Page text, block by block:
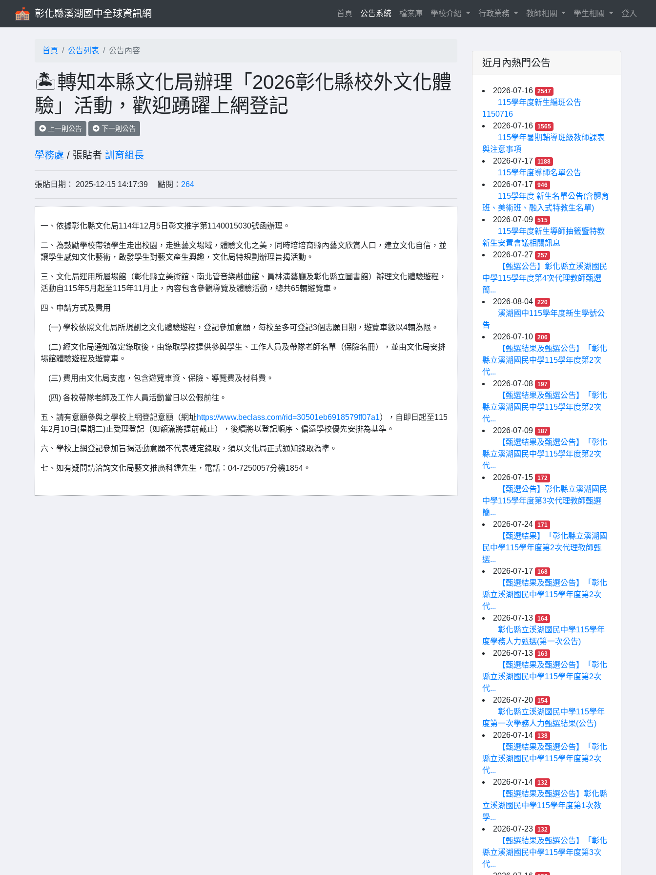
彰化縣溪湖國中全球資訊網 首頁 (current)
公告系統 檔案庫 學校介紹 行政業務 教師相關 學生相關 登入
首頁 公告列表 公告內容
🏝️轉知本縣文化局辦理「2026彰化縣校外文化體
驗」活動，歡迎踴躍上網登記
上一則公告 下一則公告
學務處 / 張貼者 訓育組長
張貼日期： 2025-12-15 14:17:39 點閱： 264
一、依據彰化縣文化局114年12月5日彰文推字第1140015030號函辦理。
二、為鼓勵學校帶領學生走出校園，走進藝文場域，體驗文化之美，同時培培育縣內藝文欣賞人口，建立文化自信，並
讓學生感知文化藝術，啟發學生對藝文產生興趣，文化局特規劃辦理旨揭活動。
三、文化局運用所屬場館（彰化縣立美術館、南北管音樂戲曲館、員林演藝廳及彰化縣立圖書館）辦理文化體驗遊程，
活動自115年5月起至115年11月止，內容包含參觀導覽及體驗活動，總共65輛遊覽車。
四、申請方式及費用
(一) 學校依照文化局所規劃之文化體驗遊程，登記參加意願，每校至多可登記3個志願日期，遊覽車數以4輛為限。
(二) 經文化局通知確定錄取後，由錄取學校提供參與學生、工作人員及帶隊老師名單（保險名冊），並由文化局安排
場館體驗遊程及遊覽車。
(三) 費用由文化局支應，包含遊覽車資、保險、導覽費及材料費。
(四) 各校帶隊老師及工作人員活動當日以公假前往。
五、請有意願參與之學校上網登記意願（網址https://www.beclass.com/rid=30501eb6918579ff07a1），自即日起至115
年2月10日(星期二)止受理登記（如額滿將提前截止），後續將以登記順序、偏遠學校優先安排為基準。
六、學校上網登記參加旨揭活動意願不代表確定錄取，須以文化局正式通知錄取為準。
七、如有疑問請洽詢文化局藝文推廣科鍾先生，電話：04-7250057分機1854。
近月內熱門公告
2026-07-16 2547
115學年度新生編班公告
1150716
2026-07-16
1565
115學年暑期輔導班級教師課表
與注意事項
2026-07-17
1188
115學年度導師名單公告
2026-07-17
946
115學年度 新生名單公告(含體育
班、美術班、融入式特教生名單)
2026-07-09
515
115學年度新生導師抽籤暨特教
新生安置會議相關訊息
2026-07-27
257
【甄選公告】彰化縣立溪湖國民
中學115學年度第4次代理教師甄選
簡...
2026-08-04
220
溪湖國中115學年度新生學號公
告
2026-07-10
206
【甄選結果及甄選公告】「彰化
縣立溪湖國民中學115學年度第2次
代...
2026-07-08
197
【甄選結果及甄選公告】「彰化
縣立溪湖國民中學115學年度第2次
代...
2026-07-09
187
【甄選結果及甄選公告】「彰化
縣立溪湖國民中學115學年度第2次
代...
2026-07-15
172
【甄選公告】彰化縣立溪湖國民
中學115學年度第3次代理教師甄選
簡...
2026-07-24
171
【甄選結果】「彰化縣立溪湖國
民中學115學年度第2次代理教師甄
選...
2026-07-17
168
【甄選結果及甄選公告】「彰化
縣立溪湖國民中學115學年度第2次
代...
2026-07-13
164
彰化縣立溪湖國民中學115學年
度學務人力甄選(第一次公告)
2026-07-13
163
【甄選結果及甄選公告】「彰化
縣立溪湖國民中學115學年度第2次
代...
2026-07-20
154
彰化縣立溪湖國民中學115學年
度第一次學務人力甄選結果(公告)
2026-07-14
138
【甄選結果及甄選公告】「彰化
縣立溪湖國民中學115學年度第2次
代...
2026-07-14
132
【甄選結果及甄選公告】彰化縣
立溪湖國民中學115學年度第1次教
學...
2026-07-23
132
【甄選結果及甄選公告】「彰化
縣立溪湖國民中學115學年度第3次
代...